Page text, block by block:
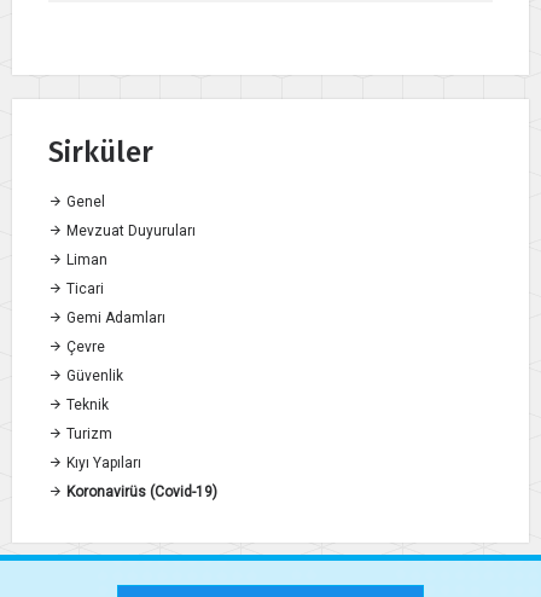
Sirküler
Genel
Mevzuat Duyuruları
Liman
Ticari
Gemi Adamları
Çevre
Güvenlik
Teknik
Turizm
Kıyı Yapıları
Koronavirüs (Covid-19)